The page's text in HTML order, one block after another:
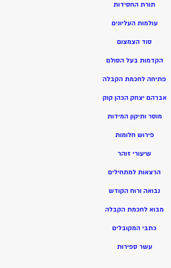
תורת החסידות
עולמות העליונים
סוד הצמצום
הקדמות בעל הסולם
פתיחה לחכמת הקבלה
אברהם יצחק הכהן קוק
מוסר ותיקון המידות
פירוש חלומות
שיעורי זוהר
הרצאות למתחילים
נבואה ורוח הקודש
מבוא לחכמת הקבלה
כתבי המקובלים
עשר ספירות